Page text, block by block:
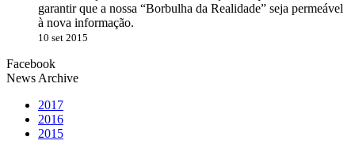
garantir que a nossa “Borbulha da Realidade” seja permeável
à nova informação.
10 set 2015
Facebook
News Archive
2017
2016
2015